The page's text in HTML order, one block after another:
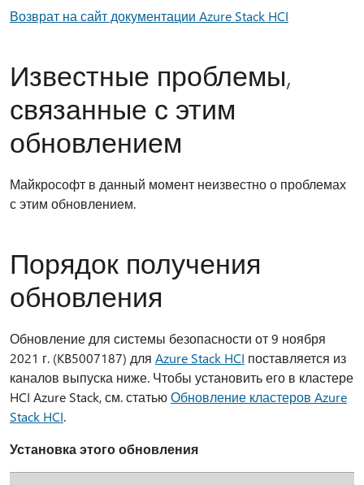
Возврат на сайт документации Azure Stack HCI
Известные проблемы,
связанные с этим
обновлением
Майкрософт в данный момент неизвестно о проблемах
с этим обновлением.
Порядок получения
обновления
Обновление для системы безопасности от 9 ноября
2021 г. (KB5007187) для Azure Stack HCI поставляется из
каналов выпуска ниже. Чтобы установить его в кластере
HCI Azure Stack, см. статьюОбновление кластеров Azure
Stack HCI.
Установка этого обновления